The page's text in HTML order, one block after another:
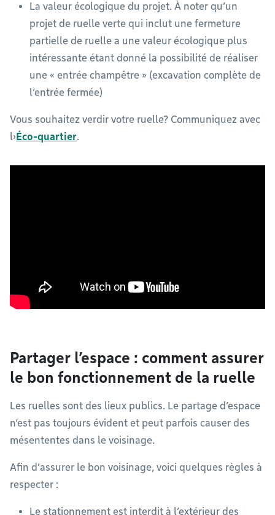
La valeur écologique du projet. À noter qu’un
projet de ruelle verte qui inclut une fermeture
partielle de ruelle a une valeur écologique plus
intéressante étant donné la possibilité de réaliser
une « entrée champêtre » (excavation complète de
l’entrée fermée)
Vous souhaitez verdir votre ruelle? Communiquez avec
l›Éco-quartier.
Partager l’espace : comment assurer
le bon fonctionnement de la ruelle
Les ruelles sont des lieux publics. Le partage d’espace
n’est pas toujours évident et peut parfois causer des
mésententes dans le voisinage.
Afin d’assurer le bon voisinage, voici quelques règles à
respecter :
Le stationnement est interdit à l’extérieur des